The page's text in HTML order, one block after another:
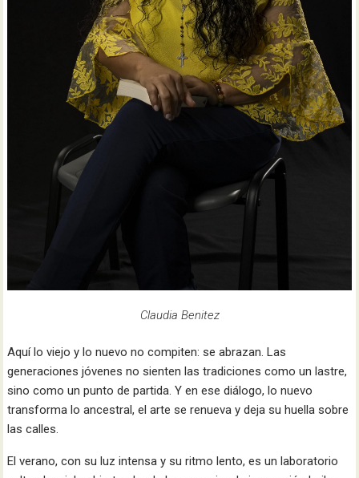
Claudia Benitez
Aquí lo viejo y lo nuevo no compiten: se abrazan. Las
generaciones jóvenes no sienten las tradiciones como un lastre,
sino como un punto de partida. Y en ese diálogo, lo nuevo
transforma lo ancestral, el arte se renueva y deja su huella sobre
las calles.
El verano, con su luz intensa y su ritmo lento, es un laboratorio